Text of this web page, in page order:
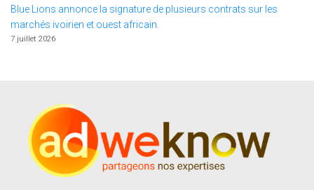
Blue Lions annonce la signature de plusieurs contrats sur les
marchés ivoirien et ouest africain.
7 juillet 2026